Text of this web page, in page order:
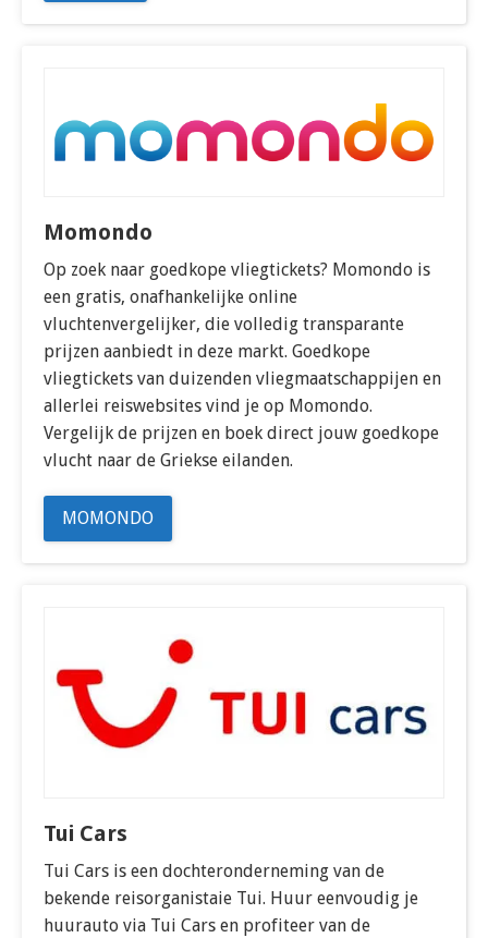
Momondo
Op zoek naar goedkope vliegtickets? Momondo is
een gratis, onafhankelijke online
vluchtenvergelijker, die volledig transparante
prijzen aanbiedt in deze markt. Goedkope
vliegtickets van duizenden vliegmaatschappijen en
allerlei reiswebsites vind je op Momondo.
Vergelijk de prijzen en boek direct jouw goedkope
vlucht naar de Griekse eilanden.
MOMONDO
Tui Cars
Tui Cars is een dochteronderneming van de
bekende reisorganistaie Tui. Huur eenvoudig je
huurauto via Tui Cars en profiteer van de